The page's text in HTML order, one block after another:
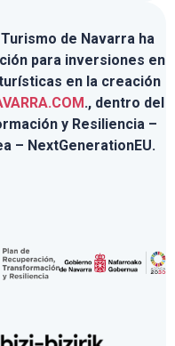
de Navarra ha
para inversiones en
en la creación
., dentro del
y Resiliencia –
– NextGenerationEU.